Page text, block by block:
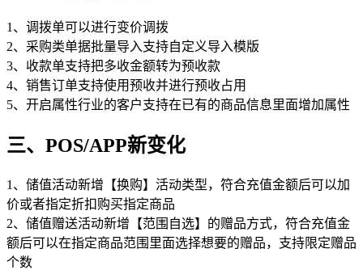
1、调拨单可以进行变价调拨
2、采购类单据批量导入支持自定义导入模版
3、收款单支持把多收金额转为预收款
4、销售订单支持使用预收并进行预收占用
5、开启属性行业的客户支持在已有的商品信息里面增加属性
三、POS/APP新变化
1、储值活动新增【换购】活动类型，符合充值金额后可以加
价或者指定折扣购买指定商品
2、储值赠送活动新增【范围自选】的赠品方式，符合充值金
额后可以在指定商品范围里面选择想要的赠品，支持限定赠品
个数